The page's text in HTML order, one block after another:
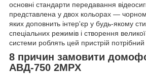
основні стандарти передавання
представлена у двох кольорах —
яких доповнить інтер'єр у будь-якому
спеціальних режимів і створення
системи роблять цей пристрій
8 причин замовити
АВД-750 2MPX